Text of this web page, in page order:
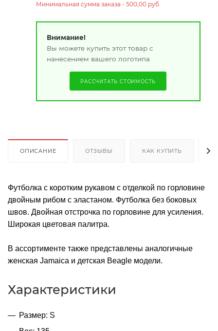
Минимальная сумма заказа - 500,00 руб.
Внимание!
Вы можете купить этот товар с
нанесением вашего логотипа
РАССЧИТАТЬ СТОИМОСТЬ
ОПИСАНИЕ ОТЗЫВЫ КАК КУПИТЬ
Футболка с коротким рукавом с отделкой по горловине
двойным рибом с эластаном. Футболка без боковых
швов. Двойная отстрочка по горловине для усиления.
Широкая цветовая палитра.
В ассортименте также представлены аналогичные
женская Jamaica и детская Beagle модели.
Характеристики
Размер: S